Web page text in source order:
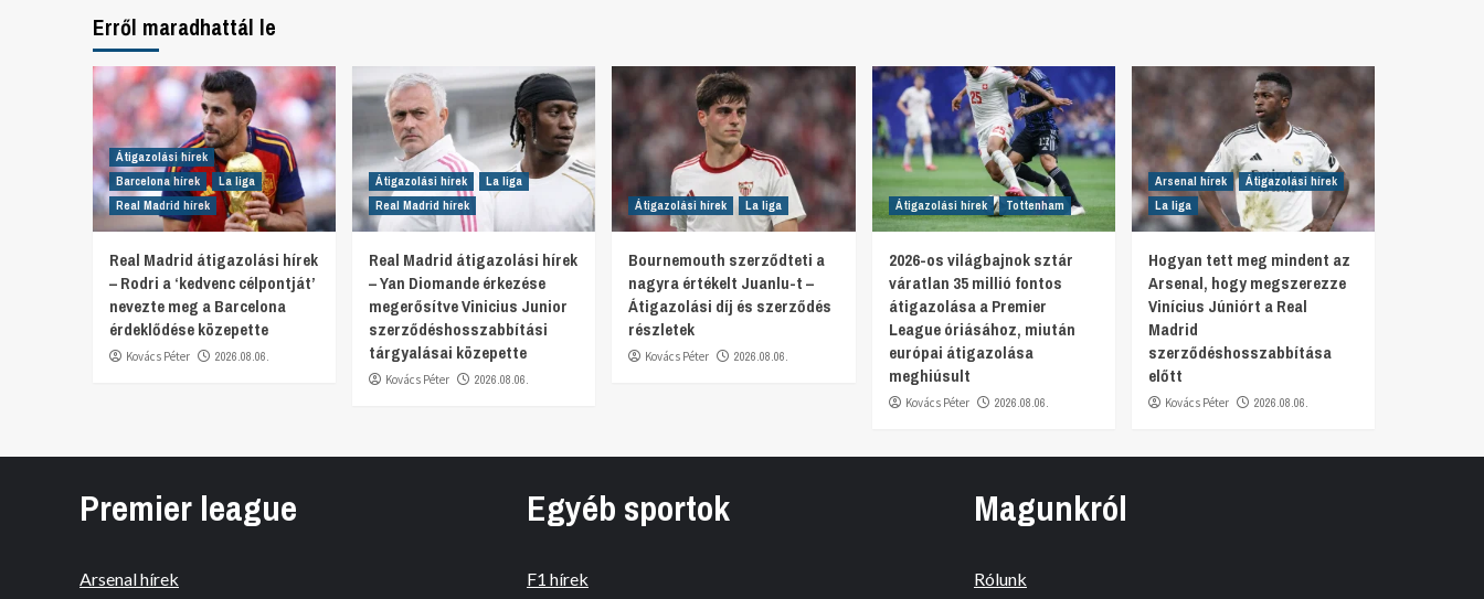
Erről maradhattál le
Átigazolási hírek
Barcelona hírek
La liga
Real Madrid hírek
Real Madrid átigazolási hírek
– Rodri a ‘kedvenc célpontját’
nevezte meg a Barcelona
érdeklődése közepette
Kovács Péter 2026.08.06.
Átigazolási hírek
La liga
Real Madrid hírek
Real Madrid átigazolási hírek
– Yan Diomande érkezése
megerősítve Vinicius Junior
szerződéshosszabbítási
tárgyalásai közepette
Kovács Péter 2026.08.06.
Átigazolási hírek La liga
Bournemouth szerződteti a
nagyra értékelt Juanlu-t –
Átigazolási díj és szerződés
részletek
Kovács Péter 2026.08.06.
Átigazolási hírek Tottenham
2026-os világbajnok sztár
váratlan 35 millió fontos
átigazolása a Premier
League óriásához, miután
európai átigazolása
meghiúsult
Kovács Péter 2026.08.06.
Arsenal hírek
Átigazolási hírek
La liga
Hogyan tett meg mindent az
Arsenal, hogy megszerezze
Vinícius Júniórt a Real
Madrid
szerződéshosszabbítása
előtt
Kovács Péter 2026.08.06.
Premier league
Arsenal hírek
Egyéb sportok
F1 hírek
Magunkról
Rólunk